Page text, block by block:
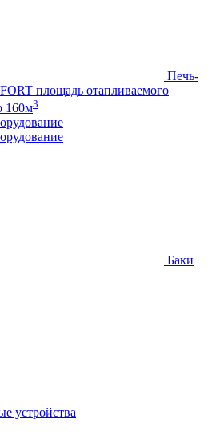
Печь-
площадь отапливаемого
160м3
Баки
устройства